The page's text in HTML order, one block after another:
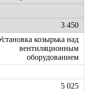
3 450
козырька над
вентиляционным
оборудованием
5 025